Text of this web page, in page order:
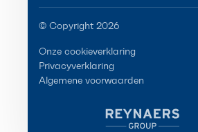
© Copyright 2026
Onze cookieverklaring
Privacyverklaring
Algemene voorwaarden